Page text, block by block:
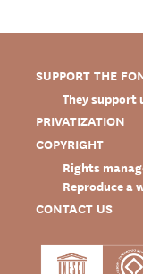
SUPPORT THE
They support
PRIVATIZATION
COPYRIGHT
Rights
Reproduce a
CONTACT US